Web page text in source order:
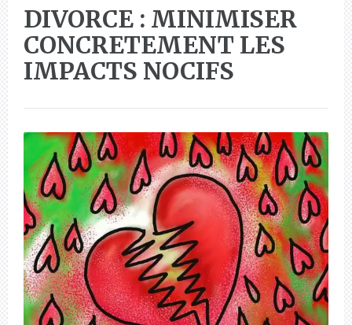
DIVORCE : MINIMISER
CONCRETEMENT LES
IMPACTS NOCIFS